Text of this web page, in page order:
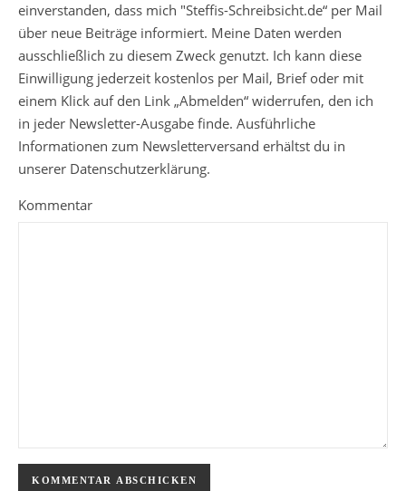
einverstanden, dass mich "Steffis-Schreibsicht.de“ per Mail
über neue Beiträge informiert. Meine Daten werden
ausschließlich zu diesem Zweck genutzt. Ich kann diese
Einwilligung jederzeit kostenlos per Mail, Brief oder mit
einem Klick auf den Link „Abmelden“ widerrufen, den ich
in jeder Newsletter-Ausgabe finde. Ausführliche
Informationen zum Newsletterversand erhältst du in
unserer Datenschutzerklärung.
Kommentar